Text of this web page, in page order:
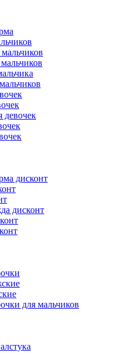
девочек
дисконт
дисконт
для мальчиков